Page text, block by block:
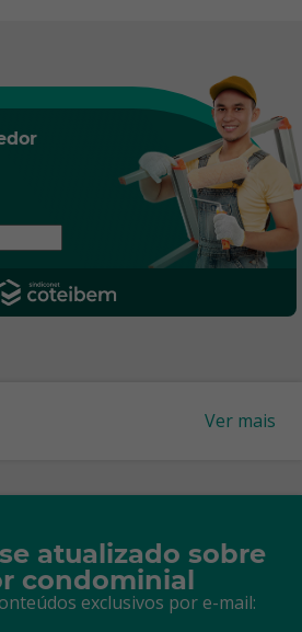
Ver mais
atualizado sobre
condominial
exclusivos por e-mail: